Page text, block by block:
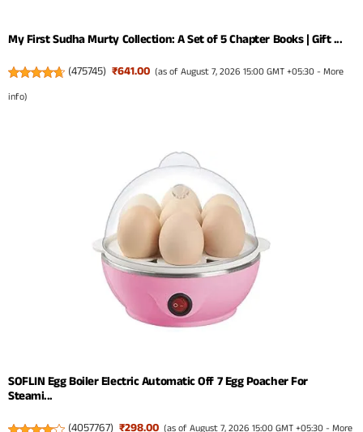
My First Sudha Murty Collection: A Set of 5 Chapter Books | Gift ...
(475745) ₹641.00 (as of August 7, 2026 15:00 GMT +05:30 -More
info)
SOFLIN Egg Boiler Electric Automatic Off 7 Egg Poacher For
Steami...
(4057767) ₹298.00 (as of August 7, 2026 15:00 GMT +05:30 -More